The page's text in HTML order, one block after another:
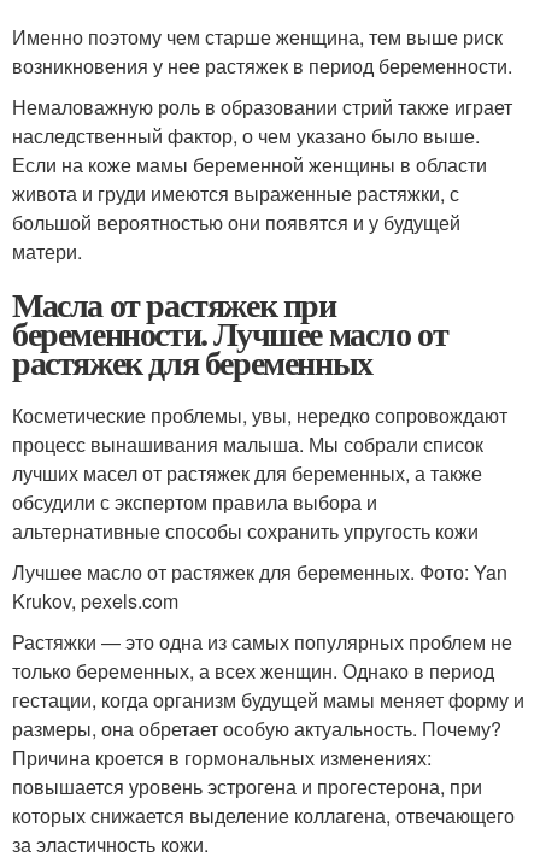
Именно поэтому чем старше женщина, тем выше риск
возникновения у нее растяжек в период беременности.
Немаловажную роль в образовании стрий также играет
наследственный фактор, о чем указано было выше.
Если на коже мамы беременной женщины в области
живота и груди имеются выраженные растяжки, с
большой вероятностью они появятся и у будущей
матери.
Масла от растяжек при
беременности. Лучшее масло от
растяжек для беременных
Косметические проблемы, увы, нередко сопровождают
процесс вынашивания малыша. Мы собрали список
лучших масел от растяжек для беременных, а также
обсудили с экспертом правила выбора и
альтернативные способы сохранить упругость кожи
Лучшее масло от растяжек для беременных. Фото: Yan
Krukov, pexels.com
Растяжки — это одна из самых популярных проблем не
только беременных, а всех женщин. Однако в период
гестации, когда организм будущей мамы меняет форму и
размеры, она обретает особую актуальность. Почему?
Причина кроется в гормональных изменениях:
повышается уровень эстрогена и прогестерона, при
которых снижается выделение коллагена, отвечающего
за эластичность кожи.